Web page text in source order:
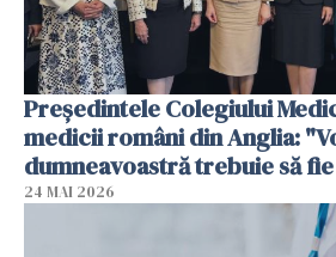
Președintele Colegiului
medicii români din Anglia:
dumneavoastră trebuie să
24 MAI 2026